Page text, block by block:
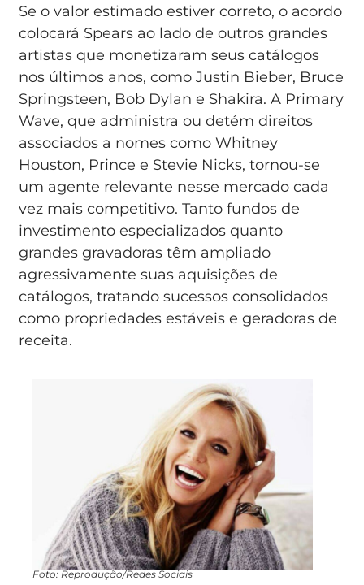
Se o valor estimado estiver correto, o acordo
colocará Spears ao lado de outros grandes
artistas que monetizaram seus catálogos
nos últimos anos, como Justin Bieber, Bruce
Springsteen, Bob Dylan e Shakira. A Primary
Wave, que administra ou detém direitos
associados a nomes como Whitney
Houston, Prince e Stevie Nicks, tornou-se
um agente relevante nesse mercado cada
vez mais competitivo. Tanto fundos de
investimento especializados quanto
grandes gravadoras têm ampliado
agressivamente suas aquisições de
catálogos, tratando sucessos consolidados
como propriedades estáveis e geradoras de
receita.
Foto: Reprodução/Redes Sociais